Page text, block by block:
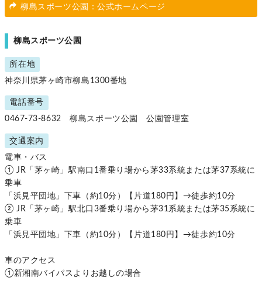
柳島スポーツ公園：公式ホームページ
柳島スポーツ公園
所在地
神奈川県茅ヶ崎市柳島1300番地
電話番号
0467-73-8632 柳島スポーツ公園 公園管理室
交通案内
電車・バス
① JR「茅ヶ崎」駅南口1番乗り場から茅33系統または茅37系統に
乗車
「浜見平団地」下車（約10分）【片道180円】→徒歩約10分
② JR「茅ヶ崎」駅北口3番乗り場から茅31系統または茅35系統に
乗車
「浜見平団地」下車（約10分）【片道180円】→徒歩約10分
車のアクセス
①新湘南バイパスよりお越しの場合